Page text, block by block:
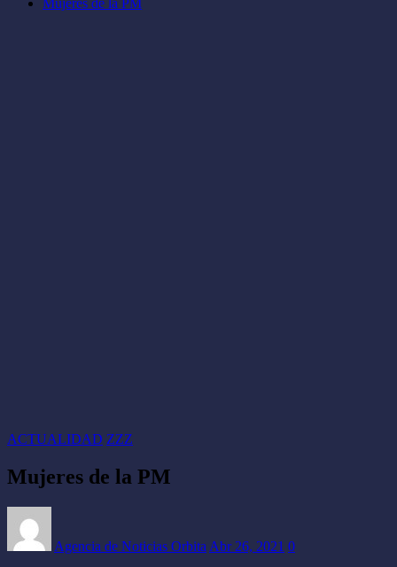
Mujeres de la PM
ACTUALIDAD ZZZ
Mujeres de la PM
Agencia de Noticias Orbita Abr 26, 2021 0